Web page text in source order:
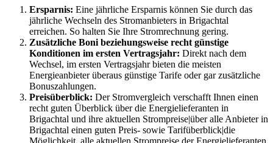
Ersparnis: Eine jährliche Ersparnis können Sie durch das
jährliche Wechseln des Stromanbieters in Brigachtal
erreichen. So halten Sie Ihre Stromrechnung gering.
Zusätzliche Boni beziehungsweise recht günstige
Konditionen im ersten Vertragsjahr: Direkt nach dem
Wechsel, im ersten Vertragsjahr bieten die meisten
Energieanbieter überaus günstige Tarife oder gar zusätzliche
Bonuszahlungen.
Preisüberblick: Der Stromvergleich verschafft Ihnen einen
recht guten Überblick über die Energielieferanten in
Brigachtal und ihre aktuellen Strompreise|über alle Anbieter in
Brigachtal einen guten Preis- sowie Tarifüberblick|die